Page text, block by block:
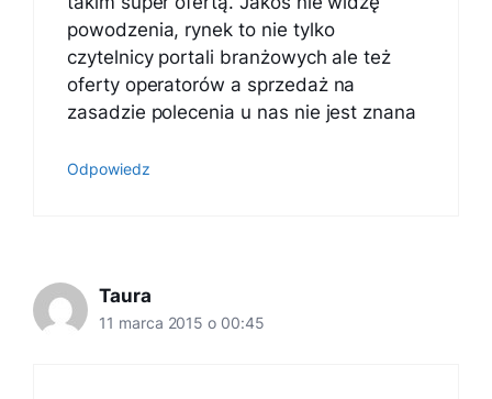
powodzenia, rynek to nie tylko
czytelnicy portali branżowych ale też
oferty operatorów a sprzedaż na
zasadzie polecenia u nas nie jest znana
Odpowiedz
Taura
11 marca 2015 o 00:45